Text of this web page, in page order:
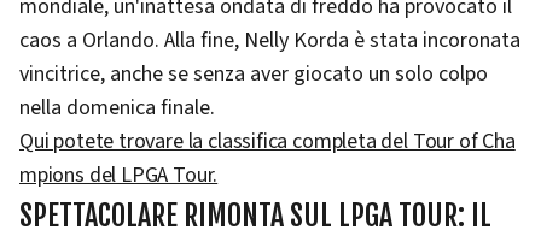
mondiale, un'inattesa ondata di freddo ha provocato il
caos a Orlando. Alla fine, Nelly Korda è stata incoronata
vincitrice, anche se senza aver giocato un solo colpo
nella domenica finale.
Qui potete trovare la classifica completa del Tour of Cha
mpions del LPGA Tour.
SPETTACOLARE RIMONTA SUL LPGA TOUR: IL